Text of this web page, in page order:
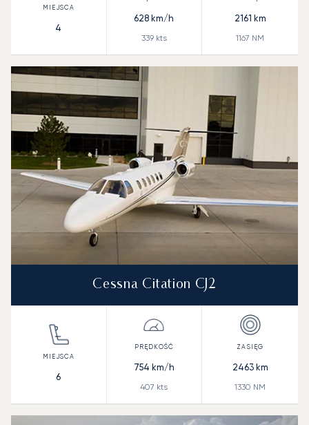
4
628 km/h
339kts
2161 km
1167 NM
Cessna Citation CJ2
6
754 km/h
407 kts
2463km
1330 NM